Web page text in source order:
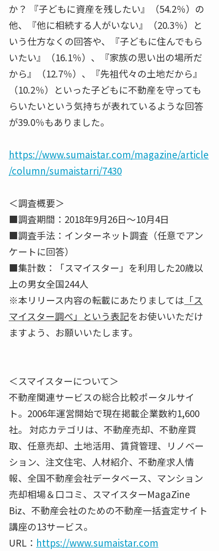
か？ 『子どもに資産を残したい』（54.2％）の
他、『他に相続する人がいない』（20.3％）と
いう仕方なくの回答や、『子どもに住んでもら
いたい』（16.1％）、『家族の思い出の場所だ
から』（12.7％）、『先祖代々の土地だから』
（10.2％）といった子どもに不動産を守っても
らいたいという気持ちが表れているような回答
が39.0％もありました。
https://www.sumaistar.com/magazine/article
/column/sumaistarri/7430
＜調査概要＞
■調査期間：2018年9月26日～10月4日
■調査手法：インターネット調査（任意でアン
ケートに回答）
■集計数：「スマイスター」を利用した20歳以
上の男女全国244人
※本リリース内容の転載にあたりましては 「ス
マイスター調べ」という表記をお使いいただけ
ますよう、お願いいたします。
＜スマイスターについて＞
不動産関連サービスの総合比較ポータルサイ
ト。2006年運営開始で現在掲載企業数約1,600
社。 対応カテゴリは、不動産売却、不動産買
取、任意売却、土地活用、賃貸管理、リノベー
ション、注文住宅、人材紹介、不動産求人情
報、全国不動産会社データベース、マンション
売却相場＆口コミ、スマイスターMagaZine
Biz、不動産会社のための不動産一括査定サイト
講座の13サービス。
URL： https://www.sumaistar.com